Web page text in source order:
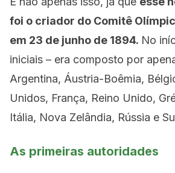
foi o criador do Comitê
em 23 de junho de 1894. No
iniciais – era composto por
Argentina, Áustria-Boêmia,
Unidos, França, Reino Unido,
Itália, Nova Zelândia, Rússia e
As primeiras autoridades